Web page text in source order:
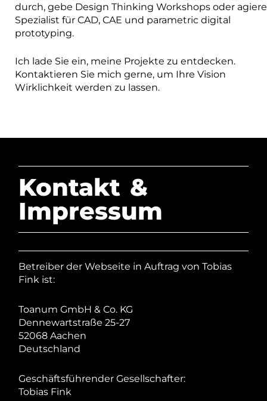
durch, gebe Design Thinking Workshops oder
Spezialist für CAD, CAE und parametric digital
prototyping.
Ich lade Sie ein, meine Projekte zu entdecken.
Kontaktieren Sie mich gerne, um Ihre Vision
Wirklichkeit werden zu lassen.
Kontakt &
Impressum
Betreiber der Webseite in Auftrag von Tobias
Fink ist:
Toanum GmbH & Co. KG
Dennewartstraße 25-27
52068 Aachen
Deutschland
Geschäftsführender Gesellschafter:
Tobias Fink